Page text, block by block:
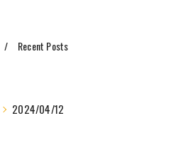
Recent Posts
2024/04/12